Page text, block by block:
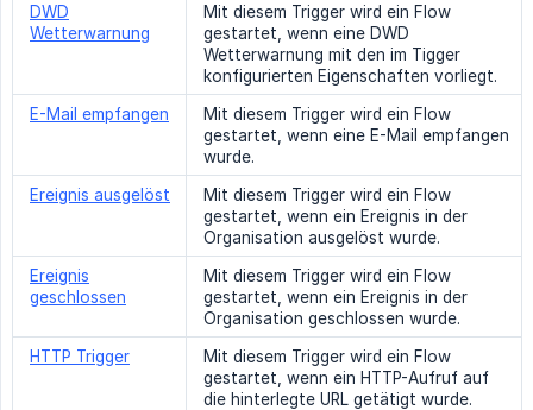
DWD
Wetterwarnung
Mit diesem Trigger wird ein Flow
gestartet, wenn eine DWD
Wetterwarnung mit den im Tigger
konfigurierten Eigenschaften vorliegt.
E-Mail empfangen
Mit diesem Trigger wird ein Flow
gestartet, wenn eine E-Mail empfangen
wurde.
Ereignis ausgelöst
Mit diesem Trigger wird ein Flow
gestartet, wenn ein Ereignis in der
Organisation ausgelöst wurde.
Ereignis
geschlossen
Mit diesem Trigger wird ein Flow
gestartet, wenn ein Ereignis in der
Organisation geschlossen wurde.
HTTP Trigger
Mit diesem Trigger wird ein Flow
gestartet, wenn ein HTTP-Aufruf auf
die hinterlegte URL getätigt wurde.